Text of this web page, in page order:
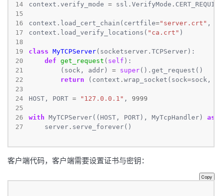
14
15
16
17
18
19
20
21
22
23
24
25
26
27
context . verify_mode = ssl . VerifyMode .
context . load_cert_chain(certfile="server.crt" ,
context . load_verify_locations( "ca.crt"
class MyTCPServer(socketserver.
def get_request ( self
        (sock, addr)
= super() .
return (context . wrap_socket(sock=sock,
HOST, PORT = "127.0.0.1" , 9999
with MyTCPServer((HOST, PORT), MyTcpHandler) as
    server
. serve_forever()
客户端代码，客户端需要设置证书与密钥：
Copy